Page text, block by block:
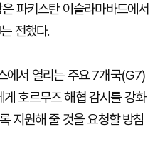
파키스탄 이슬라마바드에서
전했다.
에서 열리는 주요 7개국(G7)
호르무즈 해협 감시를 강화
지원해 줄 것을 요청할 방침